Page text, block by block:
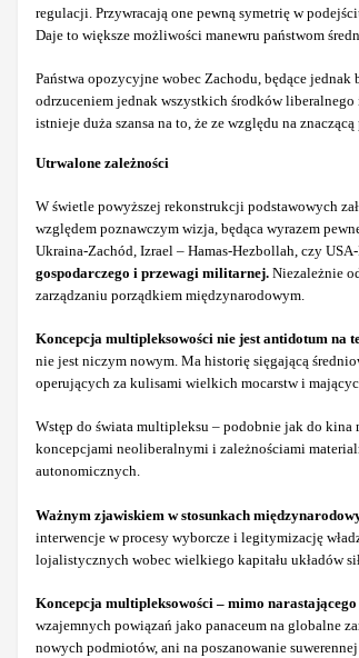
regulacji. Przywracają one pewną symetrię w
Daje to większe możliwości manewru państwom
Państwa opozycyjne wobec Zachodu, będące
odrzuceniem jednak wszystkich środków
istnieje duża szansa na to, że ze względu na
Utrwalone zależności
W świetle powyższej rekonstrukcji podstawowych
względem poznawczym wizja, będąca wyrazem
Ukraina-Zachód, Izrael – Hamas-Hezbollah, czy
gospodarczego i przewagi militarnej. Niezależnie
zarządzaniu porządkiem międzynarodowym.
Koncepcja multipleksowości nie jest antidotum na
nie jest niczym nowym. Ma historię sięgającą
operujących za kulisami wielkich mocarstw i
Wstęp do świata multipleksu – podobnie jak do kina
koncepcjami neoliberalnymi i zależnościami
autonomicznych.
Ważnym zjawiskiem w stosunkach
interwencje w procesy wyborcze i legitymizację
lojalistycznych wobec wielkiego kapitału układów
Koncepcja multipleksowości – mimo
wzajemnych powiązań jako panaceum na globalne
nowych podmiotów, ani na poszanowanie